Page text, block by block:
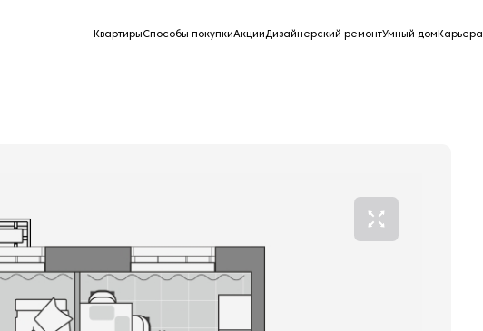
КвартирыСпособы покупкиАкцииДизайнерский ремонтУмный домКарьера